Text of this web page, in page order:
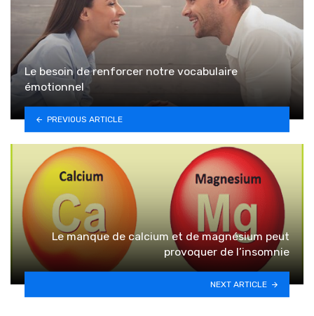
Le besoin de renforcer notre vocabulaire
émotionnel
PREVIOUS ARTICLE
Le manque de calcium et de magnésium peut
provoquer de l’insomnie
NEXT ARTICLE